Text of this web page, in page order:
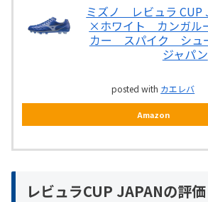
ミズノ レビュラ CUP
×ホワイト カンガル
カー スパイク シ
ジャパン
posted with カエレバ
Amazon
レビュラCUP JAPANの評